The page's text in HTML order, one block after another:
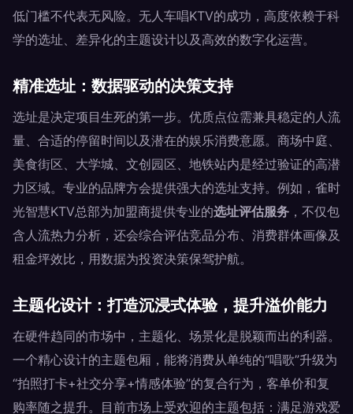
低门槛不代表无风险。无人车唱KTV的成功，高度依赖于科
学的选址、差异化的主题设计以及高效的数字化运营。
精准选址：数据驱动的决策支持
选址是决定项目生死的第一步。优质点位需兼具稳定的人流
量、合适的停留时间以及潜在的娱乐消费意愿。商场中庭、
美食街区、大学城、文创园区、地铁站内是经过验证的高潜
力区域。专业的品牌方会提供强大的选址支持。例如，雀时
光智慧KTV总部为加盟商提供专业的选址评估服务 ，不仅包
含人流热力分析，还会综合评估竞品分布、消费群体画像及
租金坪效比，用数据为投资决策保驾护航。
主题化设计：打造沉浸式体验，提升溢价能力
在硬件趋同的市场中，主题化、场景化是脱颖而出的利器。
一个精心设计的主题包厢，能将消费从单纯的“唱歌”升级为
“拍照打卡+社交分享+情感体验”的复合行为，客单价和复
购率随之提升。目前市场上受欢迎的主题包括：满足游戏爱